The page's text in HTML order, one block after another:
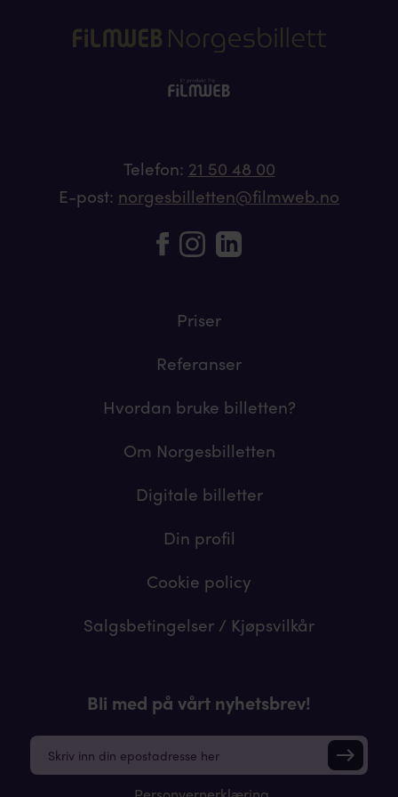
Telefon: 21 50 48 00
E-post: norgesbilletten@filmweb.no
Priser
Referanser
Hvordan bruke billetten?
Om Norgesbilletten
Digitale billetter
Din profil
Cookie policy
Salgsbetingelser / Kjøpsvilkår
Bli med på vårt nyhetsbrev!
E
a